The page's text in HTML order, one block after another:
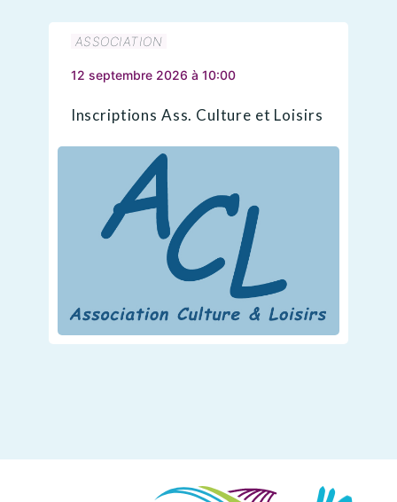
ASSOCIATION
12 septembre 2026 à 10:00
Inscriptions Ass. Culture et Loisirs